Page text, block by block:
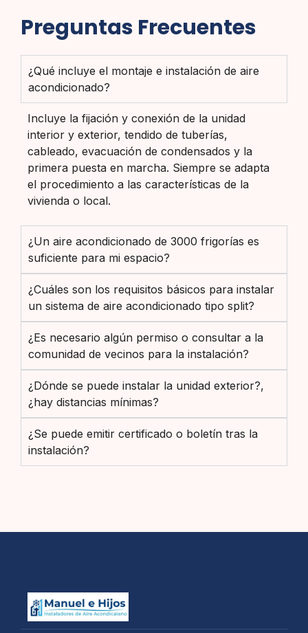
Preguntas Frecuentes
¿Qué incluye el montaje e instalación de aire
acondicionado?
Incluye la fijación y conexión de la unidad
interior y exterior, tendido de tuberías,
cableado, evacuación de condensados y la
primera puesta en marcha. Siempre se adapta
el procedimiento a las características de la
vivienda o local.
¿Un aire acondicionado de 3000 frigorías es
suficiente para mi espacio?
¿Cuáles son los requisitos básicos para instalar
un sistema de aire acondicionado tipo split?
¿Es necesario algún permiso o consultar a la
comunidad de vecinos para la instalación?
¿Dónde se puede instalar la unidad exterior?,
¿hay distancias mínimas?
¿Se puede emitir certificado o boletín tras la
instalación?